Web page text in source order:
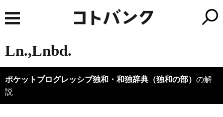
Ln.,Lnbd.
ポケットプログレッシブ独和・和独辞典（独和の部） の解
説